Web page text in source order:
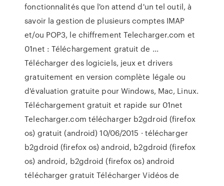
fonctionnalités que l'on attend d'un tel outil, à
savoir la gestion de plusieurs comptes IMAP
et/ou POP3, le chiffrement Telecharger.com et
01net : Téléchargement gratuit de ...
Télécharger des logiciels, jeux et drivers
gratuitement en version complète légale ou
d'évaluation gratuite pour Windows, Mac, Linux.
Téléchargement gratuit et rapide sur 01net
Telecharger.com télécharger b2gdroid (firefox
os) gratuit (android) 10/06/2015 · télécharger
b2gdroid (firefox os) android, b2gdroid (firefox
os) android, b2gdroid (firefox os) android
télécharger gratuit Télécharger Vidéos de